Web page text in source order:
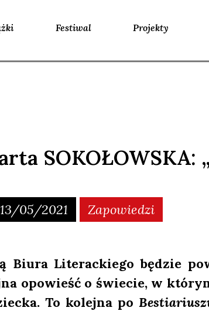
Festiwal Projekty
SOKOŁOWSKA:
13/05/2021 Zapowiedzi
Biu­ra Lite­rac­kie­go będzie
opo­wieść o świe­cie, w
To kolej­na po